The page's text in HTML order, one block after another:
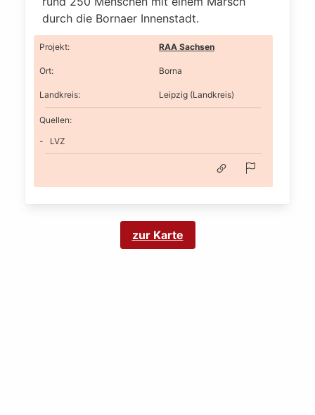
durch die Bornaer Innenstadt.
Projekt: RAA Sachsen
Ort: Borna
Landkreis: Leipzig (Landkreis)
Quellen:
LVZ
zur Karte